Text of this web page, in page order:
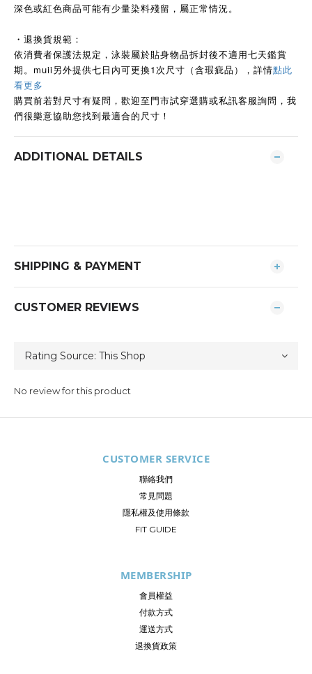
深色或紅色商品可能有少量染料殘留，屬正常情況。
・退換貨規範：
依消費者保護法規定，泳裝屬於貼身物品拆封後不適用七天鑑賞
期。muii另外提供七日內可更換1次尺寸（含瑕疵品），詳情點此
看更多
購買前若對尺寸有疑問，歡迎至門市試穿選購或私訊客服詢問，我
們很樂意協助您找到最適合的尺寸！
ADDITIONAL DETAILS
SHIPPING & PAYMENT
CUSTOMER REVIEWS
No review for this product
CUSTOMER SERVICE
聯絡我們
常見問題
隱私權及使用條款
FIT GUIDE
MEMBERSHIP
會員權益
付款方式
運送方式
退換貨政策